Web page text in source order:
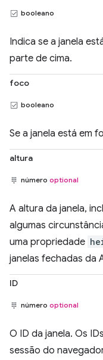
booleano
Indica se a janela
parte de cima.
foco
booleano
Se a janela está em
altura
número optional
A altura da janela,
algumas
uma propriedade
janelas fechadas da
ID
número optional
O ID da janela. Os
sessão do